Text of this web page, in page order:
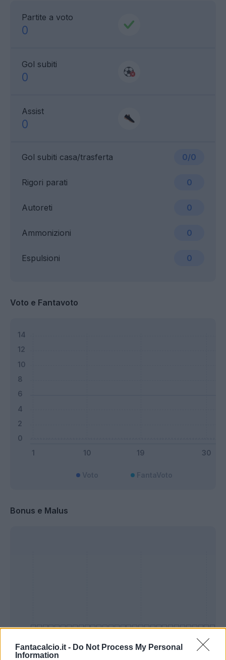
Fantacalcio.it - Do Not Process My Personal
Information
Partite a voto
0
Gol subiti
0
Assist
0
Gol subiti casa/trasferta 0/0
Ammonizioni 0
Rigori parati 0
Espulsioni 0
Autoreti 0
Voto e Fantavoto
Bonus e Malus